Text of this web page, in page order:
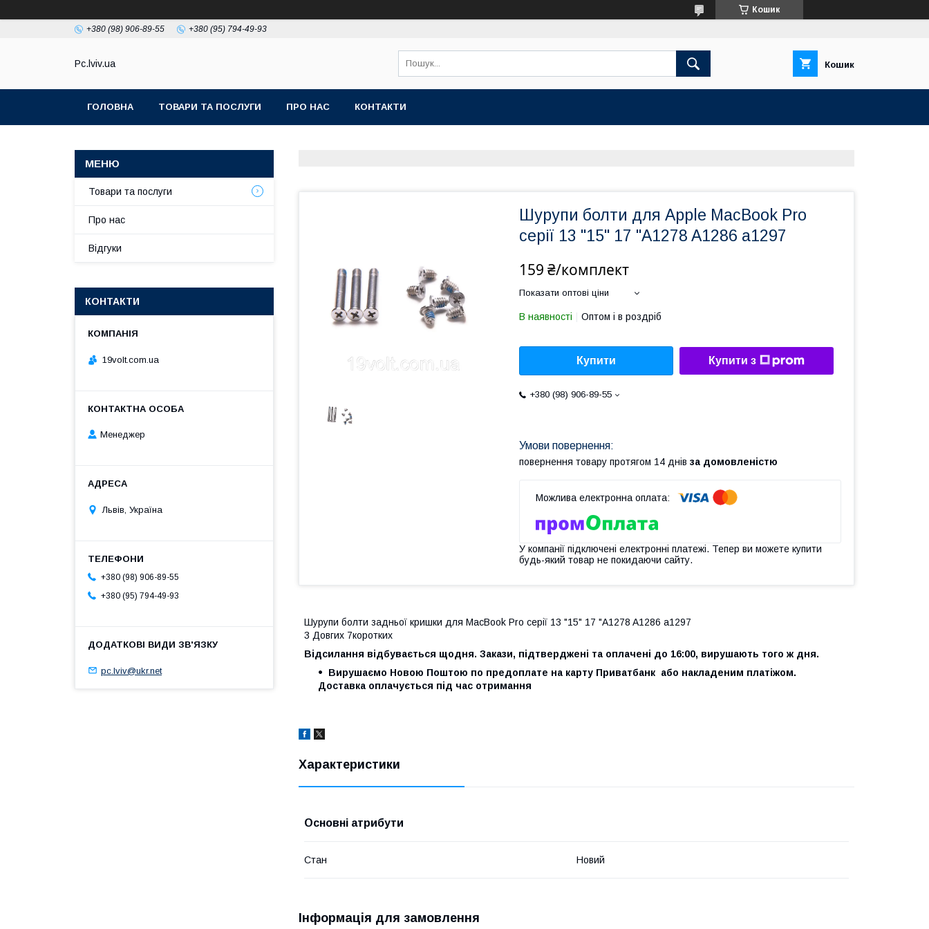
Кошик
+380 (98) 906-89-55 +380 (95) 794-49-93
Pc.lviv.ua Кошик
ГОЛОВНА ТОВАРИ ТА ПОСЛУГИ ПРО НАС КОНТАКТИ
Шурупи болти для Apple MacBook Pro
серії 13 "15" 17 "A1278 A1286 a1297
159 ₴/комплект
Показати оптові ціни
В наявності Оптом і в роздріб
Купити Купити з
+380 (98) 906-89-55
повернення товару протягом 14 днів за домовленістю
У компанії підключені електронні платежі. Тепер ви можете купити
будь-який товар не покидаючи сайту.
Шурупи болти задньої кришки для MacBook Pro серії 13 "15" 17 "A1278 A1286 a1297
3 Довгих 7коротких
Відсилання відбувається щодня. Закази, підтверджені та оплачені до 16:00, вирушають того ж дня.
Вирушаємо Новою Поштою по предоплате на карту Приватбанк або накладеним платіжом.
Доставка оплачується під час отримання
Характеристики
Основні атрибути
Стан Новий
Інформація для замовлення
Товари та послуги
Про нас
Відгуки
КОНТАКТИ
19volt.com.ua
Менеджер
Львів, Україна
+380 (98) 906-89-55
+380 (95) 794-49-93
pc.lviv@ukr.net